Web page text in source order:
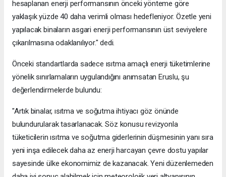
hesaplanan enerji performansının önceki yönteme göre
yaklaşık yüzde 40 daha verimli olması hedefleniyor. Özetle yeni
yapılacak binaların asgari enerji performansının üst seviyelere
çıkarılmasına odaklanılıyor." dedi.
Önceki standartlarda sadece ısıtma amaçlı enerji tüketimlerine
yönelik sınırlamaların uygulandığını anımsatan Eruslu, şu
değerlendirmelerde bulundu:
"Artık binalar, ısıtma ve soğutma ihtiyacı göz önünde
bulundurularak tasarlanacak. Söz konusu revizyonla
tüketicilerin ısıtma ve soğutma giderlerinin düşmesinin yanı sıra
yeni inşa edilecek daha az enerji harcayan çevre dostu yapılar
sayesinde ülke ekonomimiz de kazanacak. Yeni düzenlemeden